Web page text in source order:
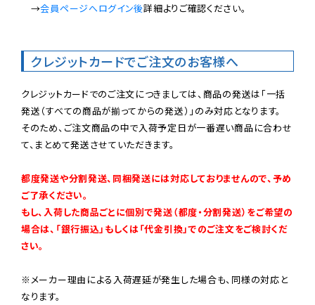
→会員ページへログイン後詳細よりご確認ください。
クレジットカードでご注文のお客様へ
クレジットカードでのご注文につきましては、商品の発送は「一括
発送（すべての商品が揃ってからの発送）」のみ対応となります。
そのため、ご注文商品の中で入荷予定日が一番遅い商品に合わせ
て、まとめて発送させていただきます。
都度発送や分割発送、同梱発送には対応しておりませんので、予め
ご了承ください。
もし、入荷した商品ごとに個別で発送（都度・分割発送）をご希望の
場合は、「銀行振込」もしくは「代金引換」でのご注文をご検討くだ
さい。
※メーカー理由による入荷遅延が発生した場合も、同様の対応と
なります。